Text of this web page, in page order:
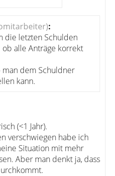
:
die letzten Schulden
alle Anträge korrekt
dem Schuldner
kann.
(<1 Jahr).
verschwiegen habe ich
Situation mit mehr
Aber man denkt ja, dass